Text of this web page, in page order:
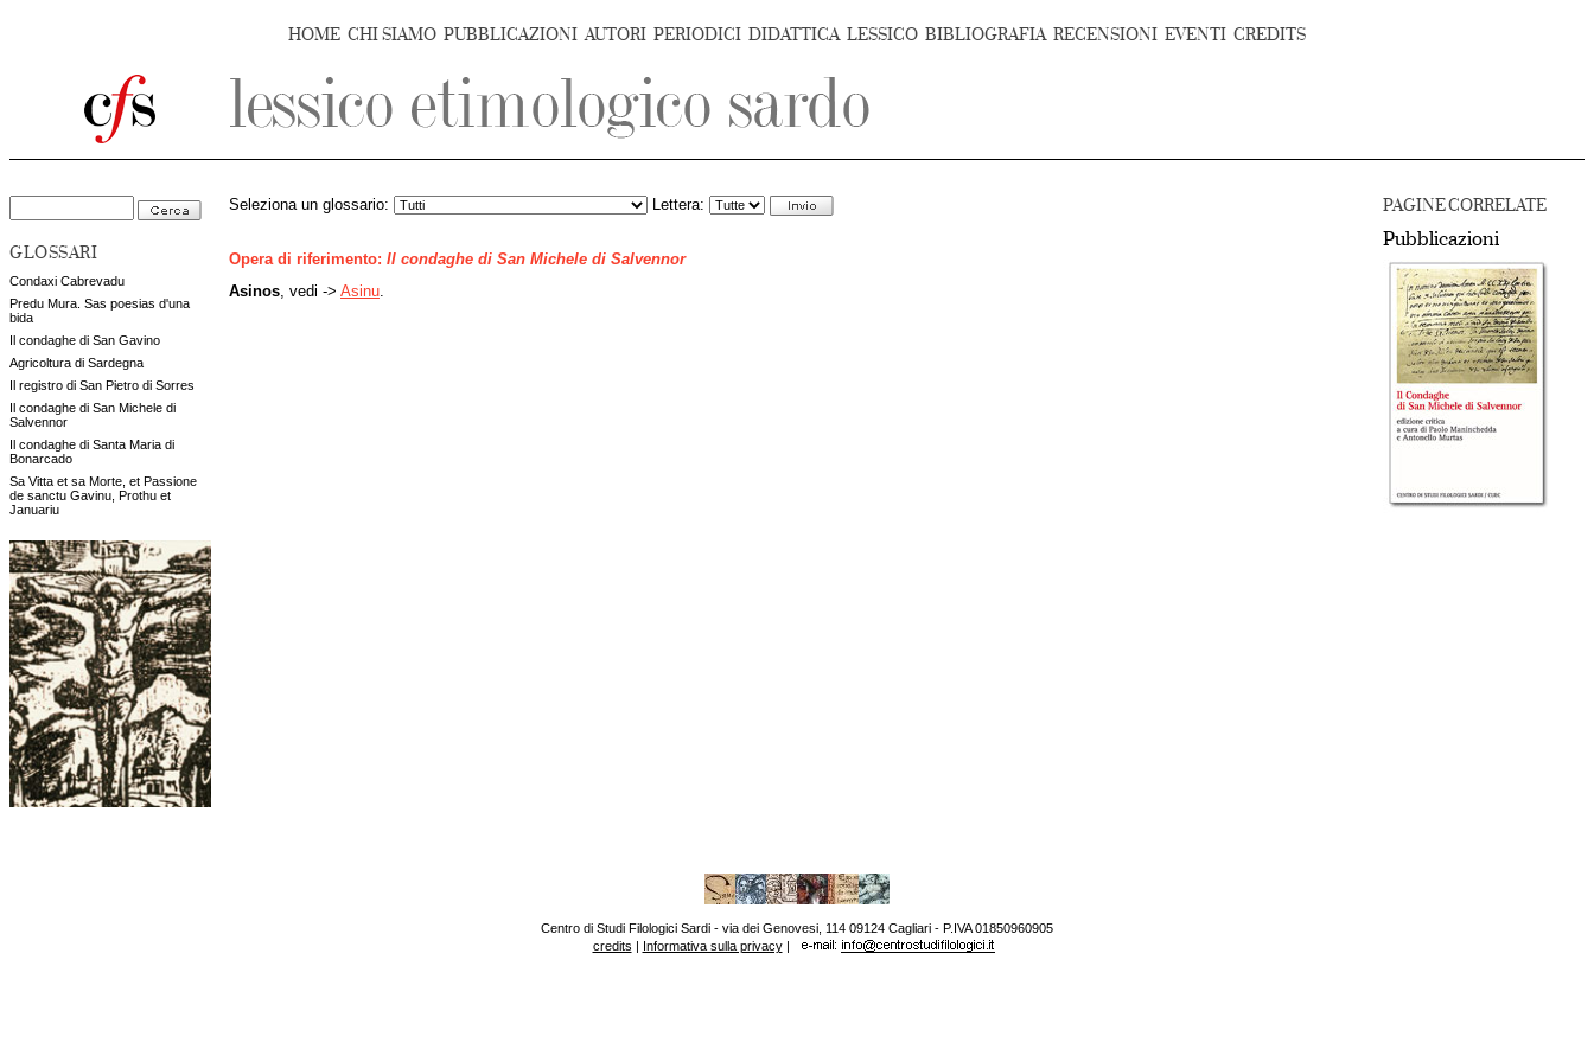
HOME CHI SIAMO PUBBLICAZIONI AUTORI PERIODICI DIDATTICA LESSICO BIBLIOGRAFIA RECENSIONI EVENTI CREDITS
GLOSSARI
Condaxi Cabrevadu
Predu Mura. Sas poesias d'una
bida
Il condaghe di San Gavino
Agricoltura di Sardegna
Il registro di San Pietro di Sorres
Il condaghe di San Michele di
Salvennor
Il condaghe di Santa Maria di
Bonarcado
Sa Vitta et sa Morte, et Passione
de sanctu Gavinu, Prothu et
Januariu
PAGINE CORRELATE
Pubblicazioni
Seleziona un glossario: Lettera:
Opera di riferimento: Il condaghe di San Michele di Salvennor
Asinos , vedi -> Asinu
Centro di Studi Filologici Sardi - via dei Genovesi, 114 09124 Cagliari - P.IVA 01850960905
credits | Informativa sulla privacy|